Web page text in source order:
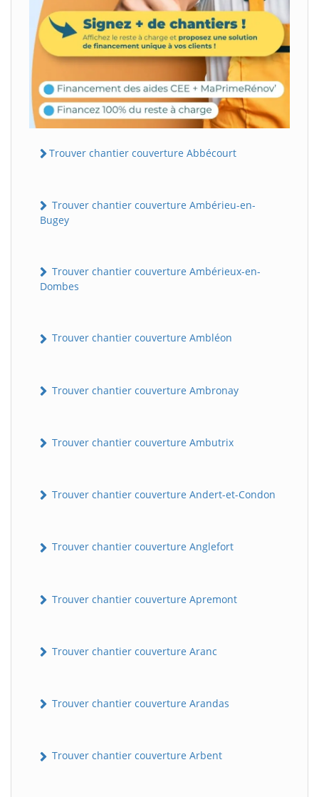
Trouver chantier couverture Abbécourt
Trouver chantier couverture Ambérieu-en-
Bugey
Trouver chantier couverture Ambérieux-en-
Dombes
Trouver chantier couverture Ambléon
Trouver chantier couverture Ambronay
Trouver chantier couverture Ambutrix
Trouver chantier couverture Andert-et-Condon
Trouver chantier couverture Anglefort
Trouver chantier couverture Apremont
Trouver chantier couverture Aranc
Trouver chantier couverture Arandas
Trouver chantier couverture Arbent